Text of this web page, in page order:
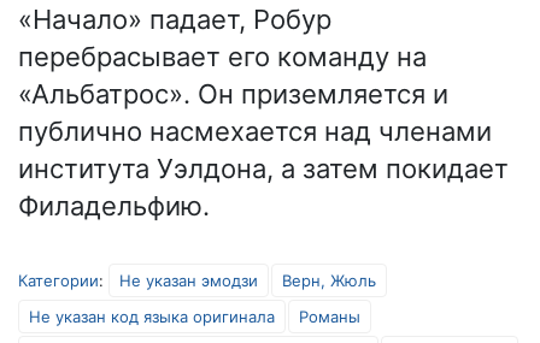
«Начало» падает, Робур
перебрасывает его команду на
«Альбатрос». Он приземляется и
публично насмехается над членами
института Уэлдона, а затем покидает
Филадельфию.
Категории: Не указан эмодзи
Верн, Жюль
Не указан код языка оригинала
Романы